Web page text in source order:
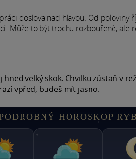
doslova nad hlavou. Od poloviny
Může to být trochu rozbouřené, ale
hned velký skok. Chvilku zůstaň v
vpřed, budeš mít jasno.
HOROSKOP RYB